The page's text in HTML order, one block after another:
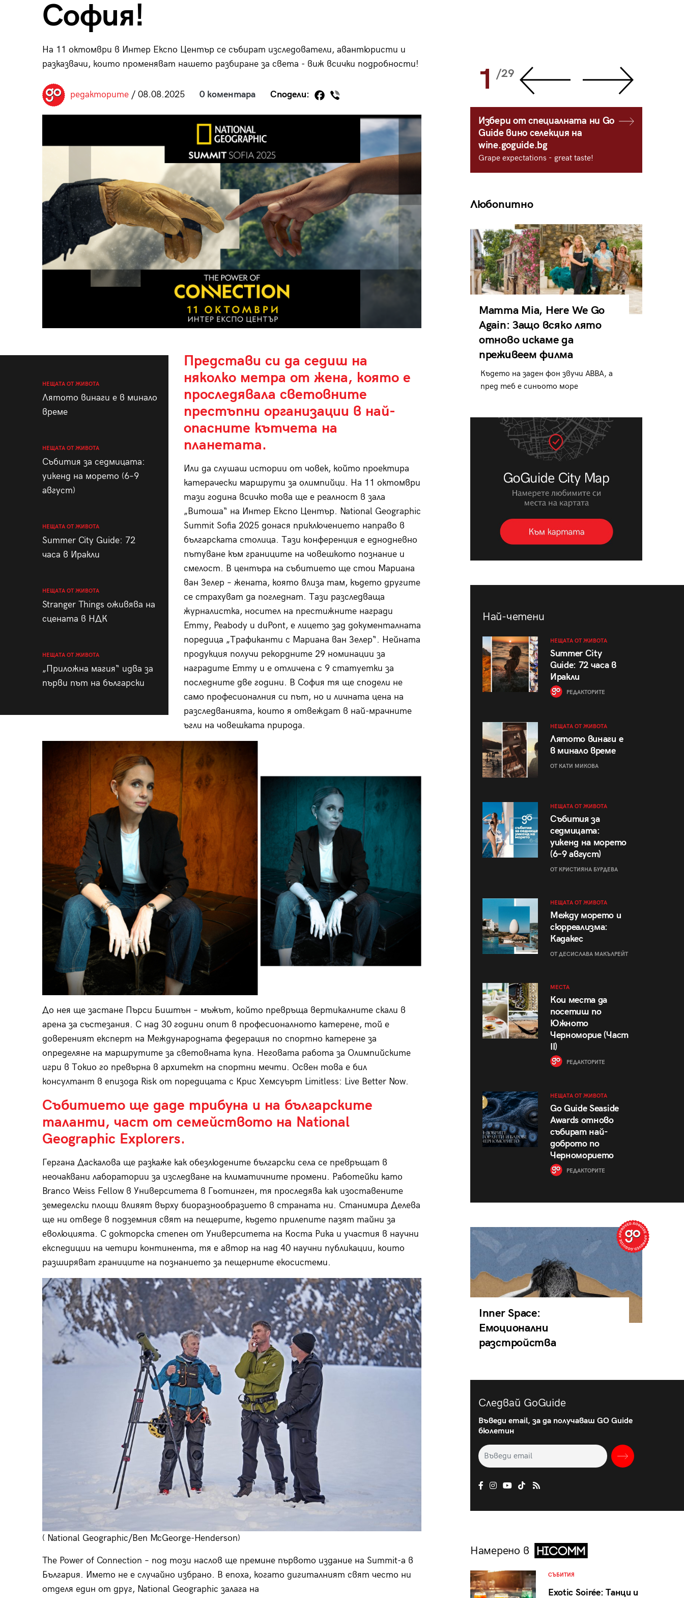
София!
На 11 октомври в Интер Експо Център се събират изследователи, авантюристи и
разказвачи, които променяват нашето разбиране за света - виж всички подробности!
редакторите/ 08.08.2025 0 коментара Сподели:
НЕЩАТА ОТ ЖИВОТА
Лятото винаги е в минало
време
НЕЩАТА ОТ ЖИВОТА
Събития за седмицата:
уикенд на морето (6–9
август)
НЕЩАТА ОТ ЖИВОТА
Summer City Guide: 72
часа в Иракли
НЕЩАТА ОТ ЖИВОТА
Stranger Things оживява на
сцената в НДК
НЕЩАТА ОТ ЖИВОТА
„Приложна магия“ идва за
първи път на български
Представи си да седиш на
няколко метра от жена, която е
проследявала световните
престъпни организации в най-
опасните кътчета на
планетата.
Или да слушаш истории от човек, който проектира
катерачески маршрути за олимпийци. На 11 октомври
тази година всичко това ще е реалност в зала
„Витоша“ на Интер Експо Център. National Geographic
Summit Sofia 2025 донася приключението направо в
българската столица. Тази конференция е еднодневно
пътуване към границите на човешкото познание и
смелост. В центъра на събитието ще стои Мариана
ван Зелер – жената, която влиза там, където другите
се страхуват да погледнат. Тази разследваща
журналистка, носител на престижните награди
Emmy, Peabody и duPont, е лицето зад документалната
поредица „Трафиканти с Мариана ван Зелер“. Нейната
продукция получи рекордните 29 номинации за
наградите Emmy и е отличена с 9 статуетки за
последните две години. В София тя ще сподели не
само професионалния си път, но и личната цена на
разследванията, които я отвеждат в най-мрачните
ъгли на човешката природа.
До нея ще застане Пърси Биштън – мъжът, който превръща вертикалните скали в
арена за състезания. С над 30 години опит в професионалното катерене, той е
довереният експерт на Международната федерация по спортно катерене за
определяне на маршрутите за световната купа. Неговата работа за Олимпийските
игри в Токио го превърна в архитект на спортни мечти. Освен това е бил
консултант в епизода Risk от поредицата с Крис Хемсуърт Limitless: Live Better Now.
Събитието ще даде трибуна и на българските
таланти, част от семейството на National
Geographic Explorers.
Гергана Даскалова ще разкаже как обезлюдените български села се превръщат в
неочаквани лаборатории за изследване на климатичните промени. Работейки като
Branco Weiss Fellow в Университета в Гьотинген, тя проследява как изоставените
земеделски площи влияят върху биоразнообразието в страната ни. Станимира Делева
ще ни отведе в подземния свят на пещерите, където прилепите пазят тайни за
еволюцията. С докторска степен от Университета на Коста Рика и участия в научни
експедиции на четири континента, тя е автор на над 40 научни публикации, които
разширяват границите на познанието за пещерните екосистеми.
( National Geographic/Ben McGeorge-Henderson)
The Power of Connection – под този наслов ще премине първото издание на Summit-а в
България. Името не е случайно избрано. В епоха, когато дигиталният свят често ни
отделя един от друг, National Geographic залага на
28 1 /29
Избери от специалната ни Go
Guide вино селекция на
wine.goguide.bg
Grape expectations - great taste!
Любопитно
Mamma Mia, Here We Go
Again: Защо всяко лято
отново искаме да
преживеем филма
Където на заден фон звучи ABBA, а
пред теб е синьото море
Най-четени
НЕЩАТА ОТ ЖИВОТА
Summer City
Guide: 72 часа в
Иракли
РЕДАКТОРИТЕ
НЕЩАТА ОТ ЖИВОТА
Лятото винаги е
в минало време
ОТ КАТИ МИКОВА
НЕЩАТА ОТ ЖИВОТА
Събития за
седмицата:
уикенд на морето
(6–9 август)
ОТ КРИСТИЯНА БУРДЕВА
НЕЩАТА ОТ ЖИВОТА
Между морето и
сюрреализма:
Кадакес
ОТ ДЕСИСЛАВА МАКЪЛРЕЙТ
МЕСТА
Кои места да
посетиш по
Южното
Черноморие (Част
II)
РЕДАКТОРИТЕ
НЕЩАТА ОТ ЖИВОТА
Go Guide Seaside
Awards отново
събират най-
доброто по
Черноморието
РЕДАКТОРИТЕ
Inner Space:
Емоционални
разстройства
Следвай GoGuide
Въведи email, за да получаваш GO Guide
бюлетин
Намерено в
СЪБИТИЯ
Exotic Soirée: Танци и